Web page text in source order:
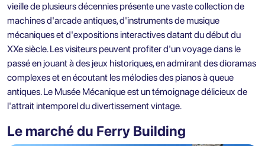
vieille de plusieurs décennies présente une vaste collection de
machines d'arcade antiques, d'instruments de musique
mécaniques et d'expositions interactives datant du début du
XXe siècle. Les visiteurs peuvent profiter d'un voyage dans le
passé en jouant à des jeux historiques, en admirant des dioramas
complexes et en écoutant les mélodies des pianos à queue
antiques. Le Musée Mécanique est un témoignage délicieux de
l'attrait intemporel du divertissement vintage.
Le marché du Ferry Building